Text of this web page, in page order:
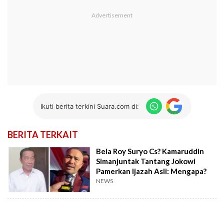
Ikuti berita terkini Suara.com di:
BERITA TERKAIT
Bela Roy Suryo Cs? Kamaruddin
Simanjuntak Tantang Jokowi
Pamerkan Ijazah Asli: Mengapa?
NEWS